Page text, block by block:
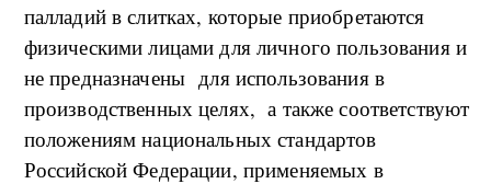
палладий в слитках, которые приобретаются
физическими лицами для личного пользования и
не предназначены для использования в
производственных целях, а также соответствуют
положениям национальных стандартов
Российской Федерации, применяемых в